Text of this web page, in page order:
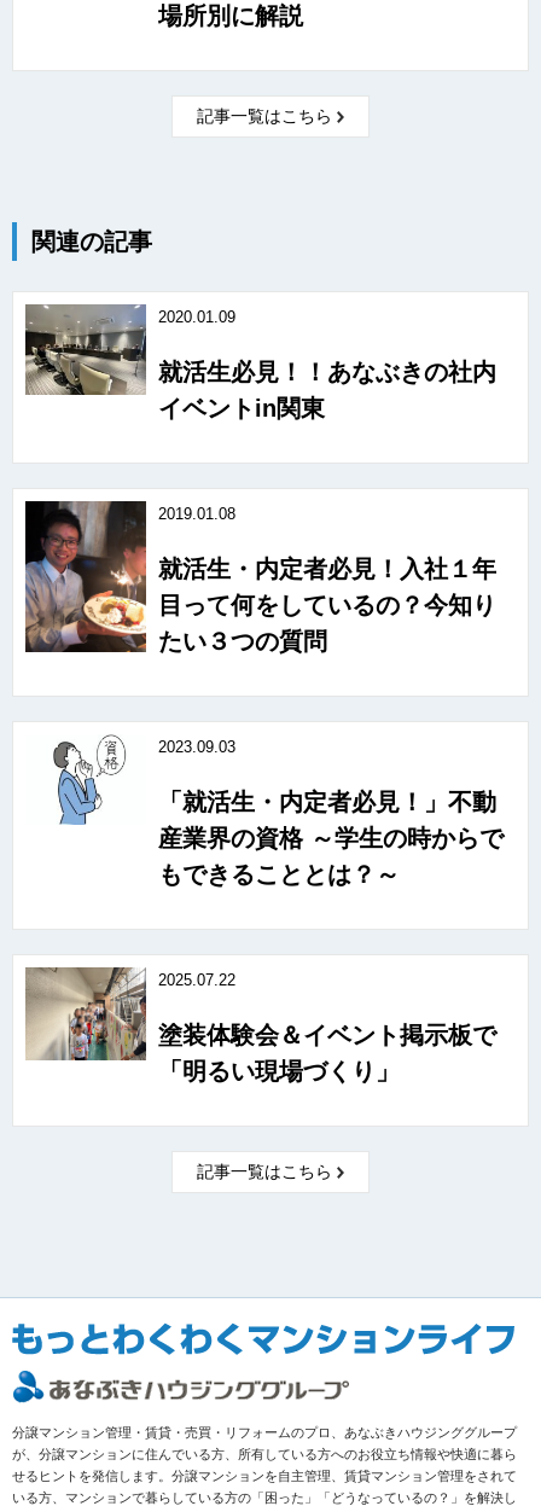
場所別に解説
記事一覧はこちら
関連の記事
2020.01.09
就活生必見！！あなぶきの社内
イベントin関東
2019.01.08
就活生・内定者必見！入社１年
目って何をしているの？今知り
たい３つの質問
2023.09.03
「就活生・内定者必見！」不動
産業界の資格 ～学生の時からで
もできることとは？～
2025.07.22
塗装体験会＆イベント掲示板で
「明るい現場づくり」
記事一覧はこちら
分譲マンション管理・賃貸・売買・リフォームのプロ、あなぶきハウジンググループ
が、分譲マンションに住んでいる方、所有している方へのお役立ち情報や快適に暮ら
せるヒントを発信します。分譲マンションを自主管理、賃貸マンション管理をされて
いる方、マンションで暮らしている方の「困った」「どうなっているの？」を解決し